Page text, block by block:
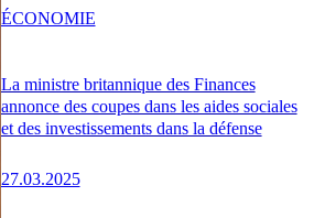
La ministre britannique des Finances
annonce des coupes dans les aides sociales
et des investissements dans la défense
27.03.2025
ÉCONOMIE